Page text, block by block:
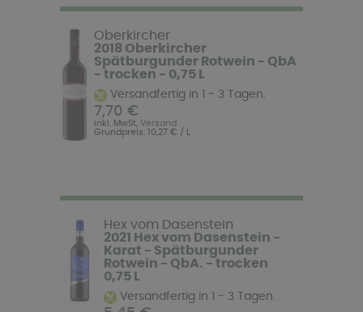
Oberkircher
2018 Oberkircher
Spätburgunder Rotwein - QbA
- trocken - 0,75 L
Versandfertig in 1 - 3 Tagen.
7,70 €
inkl. MwSt, Versand
Grundpreis: 10,27 € / L
Hex vom Dasenstein
2021 Hex vom Dasenstein -
Karat - Spätburgunder
Rotwein - QbA. - trocken
0,75 L
Versandfertig in 1 - 3 Tagen.